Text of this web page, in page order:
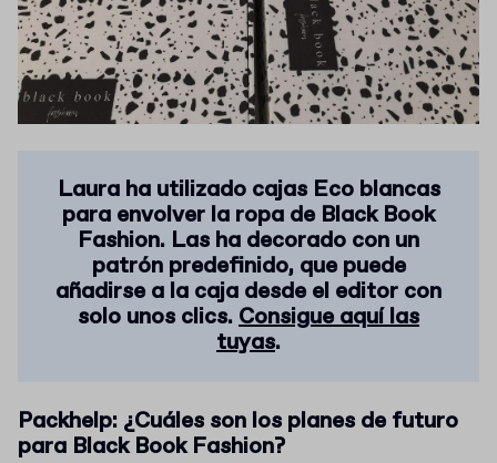
Laura ha utilizado cajas Eco blancas
para envolver la ropa de Black Book
Fashion. Las ha decorado con un
patrón predefinido, que puede
añadirse a la caja desde el editor con
solo unos clics. Consigue aquí las
tuyas.
Packhelp: ¿Cuáles son los planes de futuro
para Black Book Fashion?